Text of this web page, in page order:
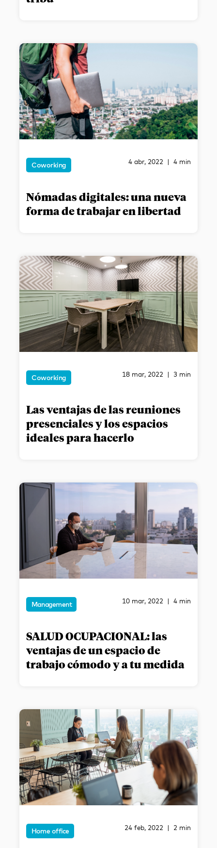
Coworking 4 abr, 2022 | 4 min
Nómadas digitales: una nueva
forma de trabajar en libertad
Coworking 18 mar, 2022 | 3 min
Las ventajas de las reuniones
presenciales y los espacios
ideales para hacerlo
Management 10 mar, 2022 | 4 min
SALUD OCUPACIONAL: las
ventajas de un espacio de
trabajo cómodo y a tu medida
Home office 24 feb, 2022 | 2 min